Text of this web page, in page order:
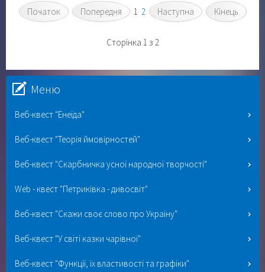
Початок Попередня 1 2 Наступна Кінець
Сторінка 1 з 2
Меню
Веб-квест "Енеїда"
Веб-квест "Теорія ймовірностей"
Веб-квест "Скарбничка усної народної творчості"
Web - квест "Петриківка - дивосвіт"
Веб-квест "Скажи своє слово про Україну"
Веб-квест "У світі казки чарівної"
Веб-квест "Функції, їх властивості та графіки"